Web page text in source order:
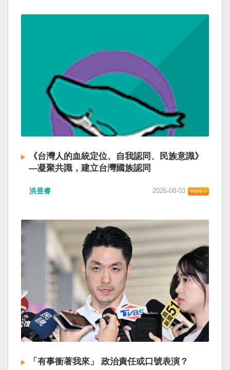
《台灣人的血統定位、自我認同、民族意識》
—凝聚共識，建立台灣國族認同
洪昱睿 2026-08-03
「有事衝著我來」 政治責任或口號表演？